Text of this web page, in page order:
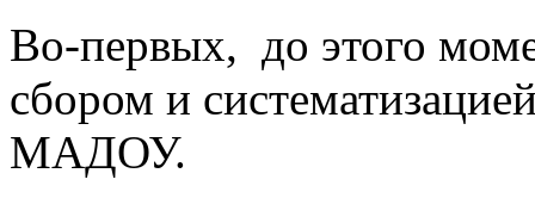
Во-первых, до этого
сбором и
МАДОУ.